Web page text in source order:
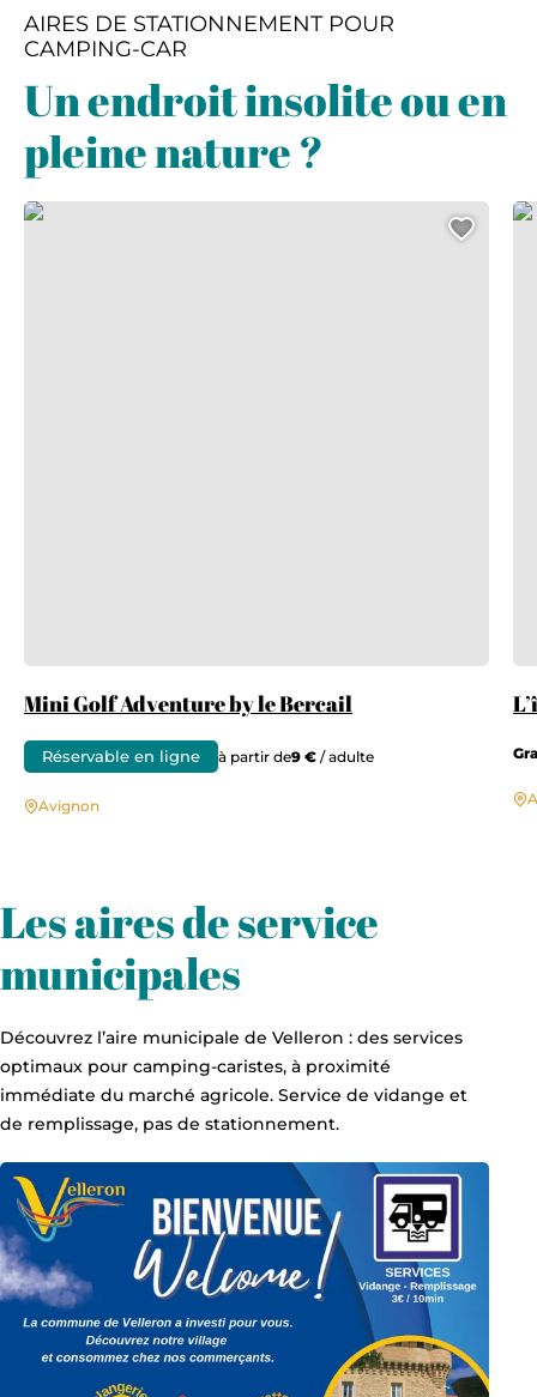
AIRES DE STATIONNEMENT POUR
CAMPING-CAR
Un endroit insolite ou en
pleine nature ?
Mini Golf Adventure by le Bercail
Réservable en ligne à partir de9 € / adulte
Avignon
Mini Golf Adventure by le Bercail
Les aires de service
municipales
Découvrez l’aire municipale de Velleron : des services
optimaux pour camping-caristes, à proximité
immédiate du marché agricole. Service de vidange et
de remplissage, pas de stationnement.